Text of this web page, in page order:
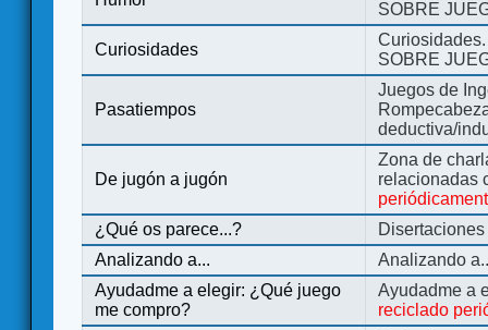
SOBRE
Curiosidades
SOBRE
Pasatiempos
Juegos de
deductiva/
De jugón a jugón
Zona de
relacionadas
¿Qué os parece...?
Analizando a...
Analizando
Ayudadme a elegir: ¿Qué juego
me compro?
Ayudadme a
reciclado